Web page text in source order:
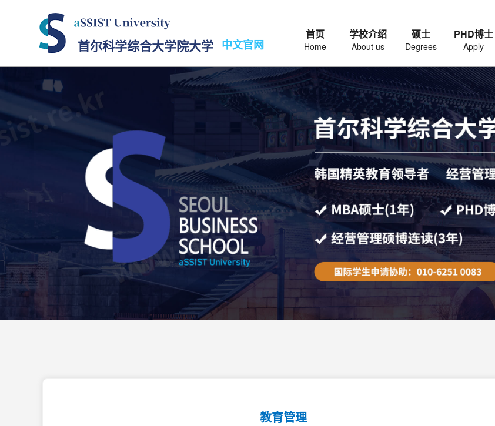
首尔科学综合大学院大学 中文官网
首页
Home
学校介绍
About us
硕士
Degrees
PHD博士
Apply
教育管理